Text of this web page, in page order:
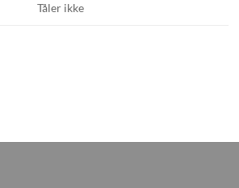
Tåler ikke